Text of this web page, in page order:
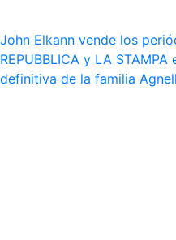
John Elkann vende los
REPUBBLICA y LA
definitiva de la familia